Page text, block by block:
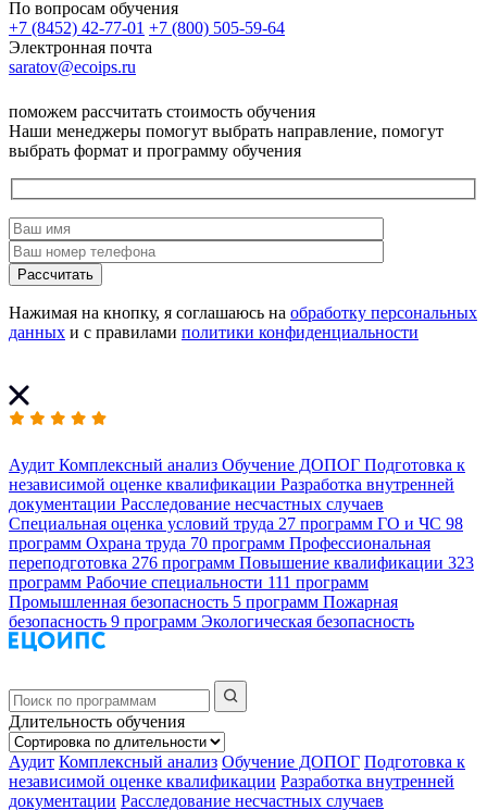
По вопросам обучения
+7 (8452) 42-77-01 +7 (800) 505-59-64
Электронная почта
saratov@ecoips.ru
поможем рассчитать стоимость обучения
Наши менеджеры помогут выбрать направление, помогут
выбрать формат и программу обучения
Рассчитать
Нажимая на кнопку, я соглашаюсь на обработку персональных
данных и с правилами политики конфиденциальности
Аудит Комплексный анализ Обучение ДОПОГ Подготовка к
независимой оценке квалификации Разработка внутренней
документации Расследование несчастных случаев
Специальная оценка условий труда 27 программ ГО и ЧС 98
программ Охрана труда 70 программ Профессиональная
переподготовка 276 программ Повышение квалификации 323
программ Рабочие специальности 111 программ
Промышленная безопасность 5 программ Пожарная
безопасность 9 программ Экологическая безопасность
Длительность обучения
Аудит Комплексный анализ Обучение ДОПОГ Подготовка к
независимой оценке квалификации Разработка внутренней
документации Расследование несчастных случаев